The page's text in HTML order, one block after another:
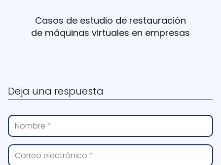
Casos de estudio de restauración
de máquinas virtuales en empresas
Deja una respuesta